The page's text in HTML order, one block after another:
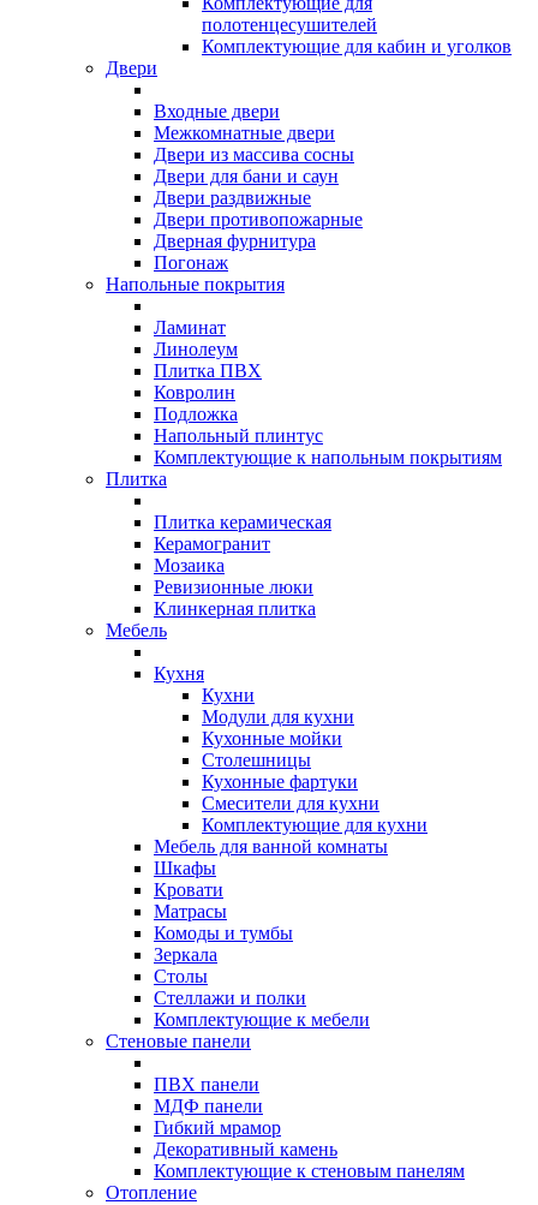
полотенцесушителей
Комплектующие для кабин и уголков
Двери
Входные двери
Межкомнатные двери
Двери из массива сосны
Двери для бани и саун
Двери раздвижные
Двери противопожарные
Дверная фурнитура
Погонаж
Напольные покрытия
Ламинат
Линолеум
Плитка ПВХ
Ковролин
Подложка
Напольный плинтус
Комплектующие к напольным покрытиям
Плитка
Плитка керамическая
Керамогранит
Мозаика
Ревизионные люки
Клинкерная плитка
Мебель
Кухня
Кухни
Модули для кухни
Кухонные мойки
Столешницы
Кухонные фартуки
Смесители для кухни
Комплектующие для кухни
Мебель для ванной комнаты
Шкафы
Кровати
Матрасы
Комоды и тумбы
Зеркала
Столы
Стеллажи и полки
Комплектующие к мебели
Стеновые панели
ПВХ панели
МДФ панели
Гибкий мрамор
Декоративный камень
Комплектующие к стеновым панелям
Отопление